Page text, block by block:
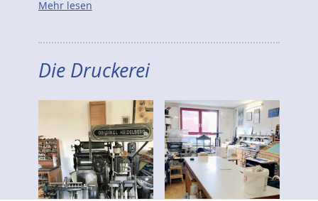
Mehr lesen
Die Druckerei